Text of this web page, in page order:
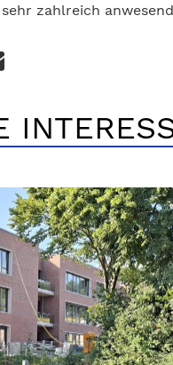
zahlreich